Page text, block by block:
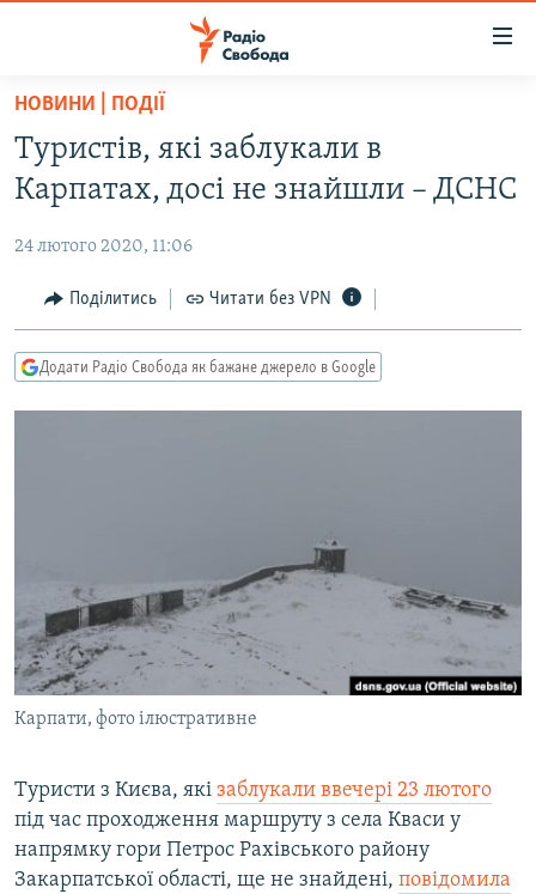
Перейти
основного
матеріалу
Перейти
до
навігації
Перейти
до
РАДІО СВОБОДА – 70 РОКІВ
ВСЕ ЗА ДОБУ
СТАТТІ
ПОЛІТИКА
ЕКОНОМІКА
КУЛЬТУРА
ВІЙНА
РОСІЙСЬКА «ФІЛЬТРАЦІЯ»
КРИМ.РЕАЛІЇ
ФОТО
СПЕЦПРОЄКТИ
ПОДКАСТИ
РУС
УКР
КТАТ
НОВИНИ | ПОДІЇ
Туристів, які заблукали в
Карпатах, досі не знайшли – ДСНС
24 лютого 2020, 11:06
Поділитись Читати без VPN
Додати Радіо Свобода як бажане джерело в Google
Карпати, фото ілюстративне
Туристи з Києва, які заблукали ввечері 23 лютого
під час проходження маршруту з cела Кваси у
напрямку гори Петрос Рахівського району
Закарпатської області, ще не знайдені, повідомила